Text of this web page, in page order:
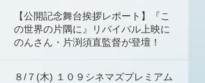
【公開記念舞台挨拶レポート】『こ
の世界の片隅に』リバイバル上映に
のんさん・片渕須直監督が登壇！
８/７(木) １０９シネマズプレミアム